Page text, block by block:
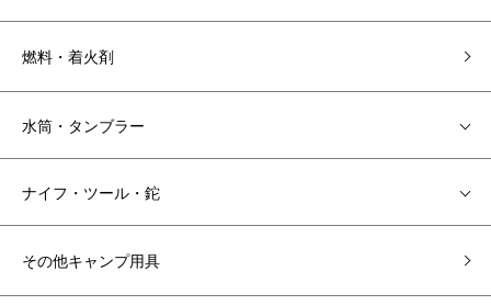
燃料・着火剤
水筒・タンブラー
ナイフ・ツール・鉈
その他キャンプ用具